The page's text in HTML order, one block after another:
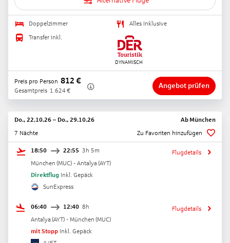
Doppelzimmer
Alles Inklusive
Transfer inkl.
Preis pro Person 812 €
Gesamtpreis 1.624 €
Angebot prüfen
Do., 22.10.26 – Do., 29.10.26 Ab München
7 Nächte
Zu Favoriten hinzufügen
18:50 22:55 3h 5m
München (MUC) - Antalya (AYT)
Direktflug Inkl. Gepäck
SunExpress
Flugdetails
06:40 12:40 8h
Antalya (AYT) - München (MUC)
mit Stopp Inkl. Gepäck
Flugdetails